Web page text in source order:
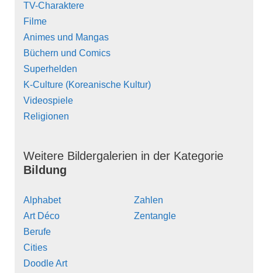
TV-Charaktere
Filme
Animes und Mangas
Büchern und Comics
Superhelden
K-Culture (Koreanische Kultur)
Videospiele
Religionen
Weitere Bildergalerien in der Kategorie
Bildung
Alphabet
Art Déco
Berufe
Cities
Doodle Art
Zahlen
Zentangle